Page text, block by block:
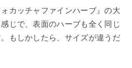
カッチャファインハーブ』の大
じで、表面のハーブも全く同じ
もしかしたら、サイズが違うだ